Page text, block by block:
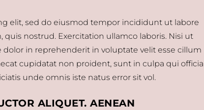
elit, sed do eiusmod tempor incididunt ut labore
nostrud. Exercitation ullamco laboris. Nisi ut
in reprehenderit in voluptate velit esse cillum
cupidatat non proident, sunt in culpa qui officia
unde omnis iste natus error sit vol.
ALIQUET. AENEAN